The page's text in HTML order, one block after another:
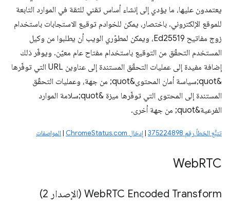
يعتمدون عليها، ما يؤدي إلى إنشاء أساس تقني للثقة في الموارد التابعة
للموقع الإلكتروني. باختصار، يمكن للخوادم توقيع الاستجابات باستخدام
زوج مفاتيح Ed25519، ويمكن لمطوّري الويب أن يطلبوا من وكيل
المستخدم التحقّق من التوقيع باستخدام مفتاح عام معيّن. ويوفّر ذلك
إضافة مفيدة إلى عمليات التحقّق المستندة إلى عناوين URL التي توفّرها
&quot;سياسة أمان المحتوى&quot; من جهة، وعمليات التحقّق
المستندة إلى المحتوى التي توفّرها ميزة &quot;سلامة الموارد
الفرعية&quot; من جهة أخرى.
تتبُّع الخطأ رقم 375224898 |إدخال ChromeStatus.com |المواصفات
WebRTC
WebRTC Encoded Transform (الإصدار 2)